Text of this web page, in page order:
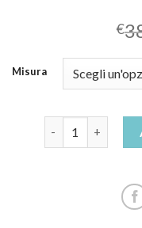
€
Misura